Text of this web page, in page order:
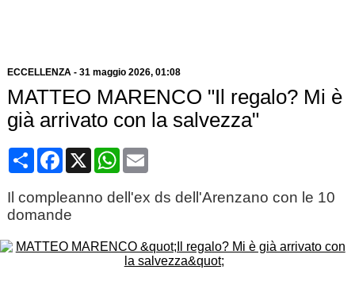
ECCELLENZA- 31 maggio 2026, 01:08
MATTEO MARENCO "Il regalo? Mi è
già arrivato con la salvezza"
CondividiFacebook
X WhatsApp
Email
Il compleanno dell'ex ds dell'Arenzano con le 10
domande